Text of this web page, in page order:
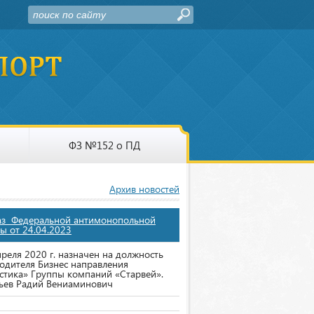
ФЗ №152 о ПД
Архив новостей
Федеральной антимонопольной
от 24.04.2023
2020 г. назначен на должность
Бизнес направления
Группы компаний «Старвей».
Радий Вениаминович